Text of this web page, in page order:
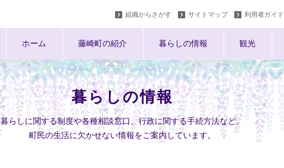
組織からさがす サイトマップ 利用者ガイド
ホーム 藤崎町の紹介 暮らしの情報 観光
暮らしの情報
暮らしに関する制度や各種相談窓口、行政に関する手続方法など、
町民の生活に欠かせない情報をご案内しています。